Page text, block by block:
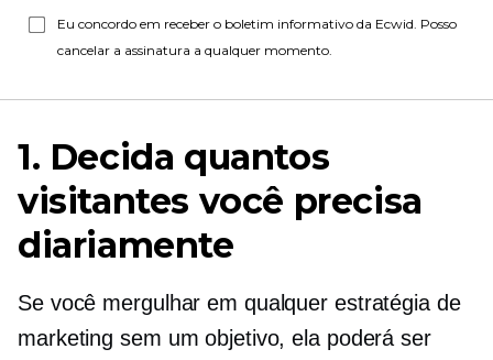
Eu concordo em receber o boletim informativo da Ecwid. Posso
cancelar a assinatura a qualquer momento.
1. Decida quantos
visitantes você precisa
diariamente
Se você mergulhar em qualquer estratégia de
marketing sem um objetivo, ela poderá ser